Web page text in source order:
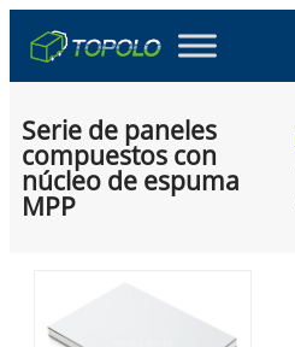
content
Serie de paneles
compuestos con
núcleo de espuma
MPP